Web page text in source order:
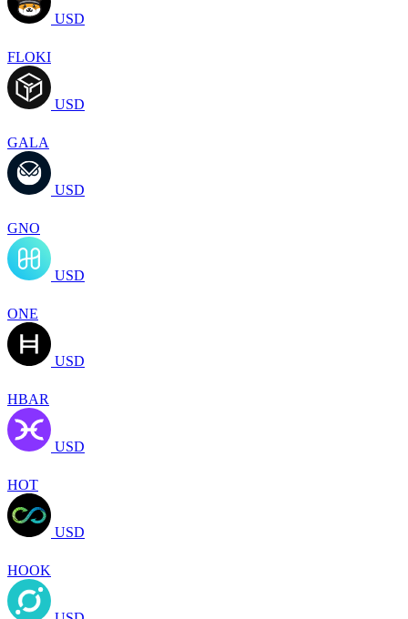
USD
FLOKI
USD
GALA
USD
GNO
USD
ONE
USD
HBAR
USD
HOT
USD
HOOK